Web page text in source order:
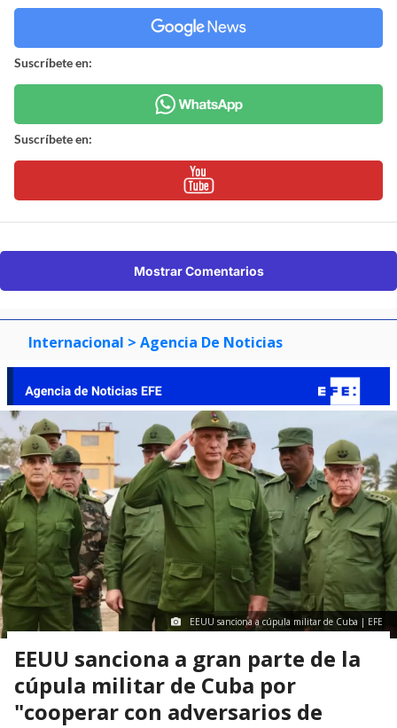
Suscríbete en:
Suscríbete en:
Mostrar Comentarios
Internacional > Agencia De Noticias
EEUU sanciona a cúpula militar de Cuba | EFE
EEUU sanciona a gran parte de la
cúpula militar de Cuba por
"cooperar con adversarios de